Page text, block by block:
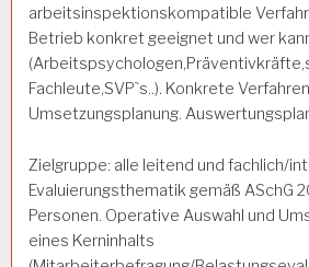
arbeitsinspektionskompatible
Betrieb konkret geeignet und wer
Fachleute,SVP`s..). Konkrete
Umsetzungsplanung.
Zielgruppe: alle leitend und fachlich/
Evaluierungsthematik gemäß ASchG
Personen. Operative Auswahl und
eines Kerninhalts